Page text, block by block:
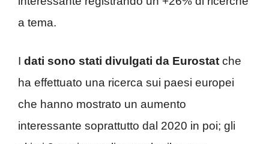
a tema.
I dati sono stati divulgati da Eurostat che
ha effettuato una ricerca sui paesi europei
che hanno mostrato un aumento
interessante soprattutto dal 2020 in poi; gli